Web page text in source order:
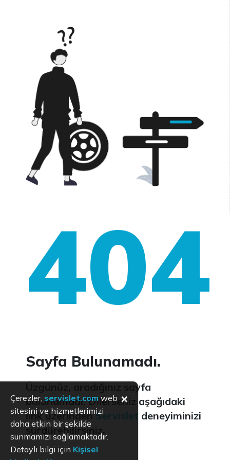
404
Sayfa Bulunamadı.
Üzgünüz, aradığınız sayfa
bulunamadı. Dilerseniz aşağıdaki
link üzerindenServislet deneyiminizi
sürdürebilirsiniz.
Çerezler, servislet.com web
sitesini ve hizmetlerimizi
daha etkin bir şekilde
sunmamızı sağlamaktadır.
Detaylı bilgi için Kişisel
×